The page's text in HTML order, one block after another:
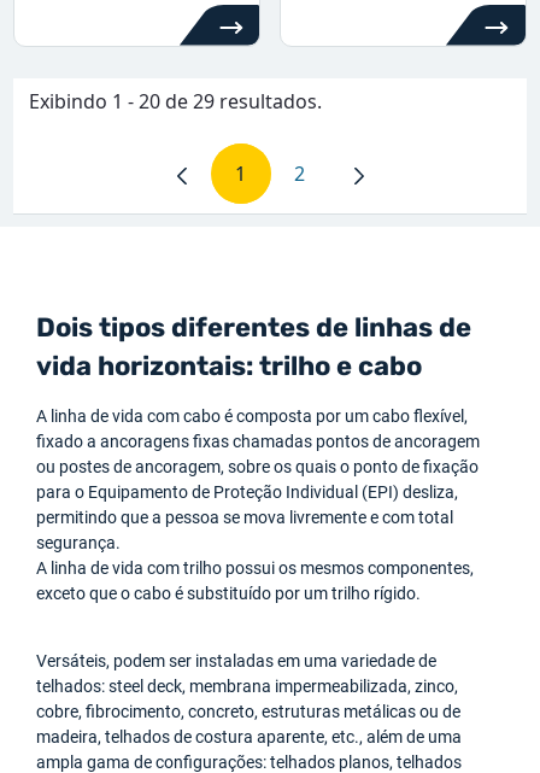
Exibindo 1 - 20 de 29 resultados.
Página
1 Página
2
Dois tipos diferentes de linhas de
vida horizontais: trilho e cabo
A linha de vida com cabo é composta por um cabo flexível,
fixado a ancoragens fixas chamadas pontos de ancoragem
ou postes de ancoragem, sobre os quais o ponto de fixação
para o Equipamento de Proteção Individual (EPI) desliza,
permitindo que a pessoa se mova livremente e com total
segurança.
A linha de vida com trilho possui os mesmos componentes,
exceto que o cabo é substituído por um trilho rígido.
Versáteis, podem ser instaladas em uma variedade de
telhados: steel deck, membrana impermeabilizada, zinco,
cobre, fibrocimento, concreto, estruturas metálicas ou de
madeira, telhados de costura aparente, etc., além de uma
ampla gama de configurações: telhados planos, telhados